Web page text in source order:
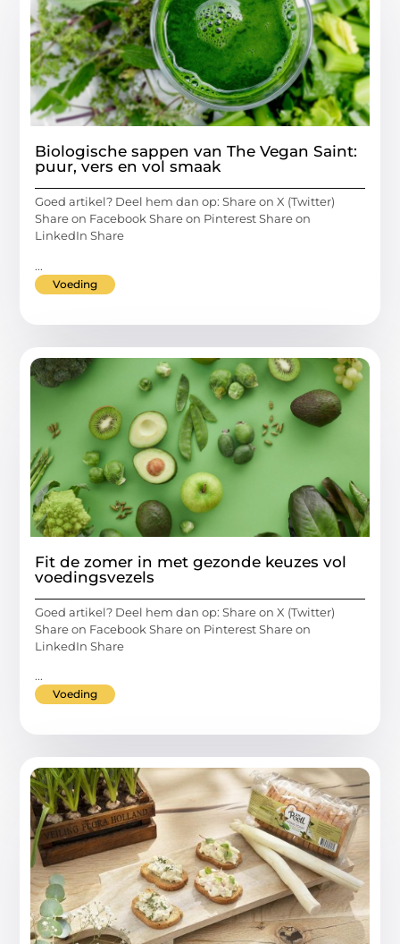
Biologische sappen van The Vegan Saint:
puur, vers en vol smaak
Goed artikel? Deel hem dan op: Share on X (Twitter)
Share on Facebook Share on Pinterest Share on
LinkedIn Share
...
Voeding
Fit de zomer in met gezonde keuzes vol
voedingsvezels
Goed artikel? Deel hem dan op: Share on X (Twitter)
Share on Facebook Share on Pinterest Share on
LinkedIn Share
...
Voeding